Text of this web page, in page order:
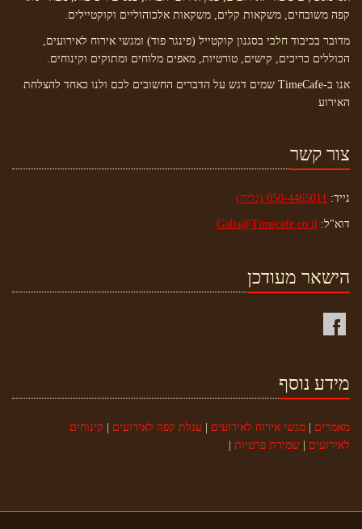
קפה משובחים, משקאות קלים, משקאות אלכוהוליים וקוקטיילים.
מדובר בכיבוד חלבי בסגנון קוקטייל (פינגר פוד) ומגשי אירוח לאירועים,
הכוללים כריכים, קישים, טורטיות, מאפים מלוחים ומתוקים וקינוחים.
אנו ב-TimeCafe שמים דגש על הדברים החשובים לכם ולנו כאחד להצלחת
האירוע
צור קשר
נייד: 050-4465011 (גליה)
דוא"ל: Galia@Timecafe.co.il
הישאר מעודכן
מידע נוסף
מאמרים מגשי אירוח לאירועים עגלת קפה לאירועים
קינוחים
לאירועים
שמירת פרטיות